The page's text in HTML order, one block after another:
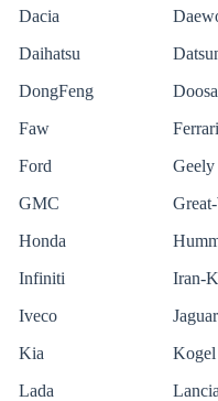
Dacia
Daihatsu
DongFeng
Faw
Ferrari
Ford
Geely
GMC
Honda
Infiniti
Iran-
Iveco
Jaguar
Kia
Kogel
Lada
Lancia